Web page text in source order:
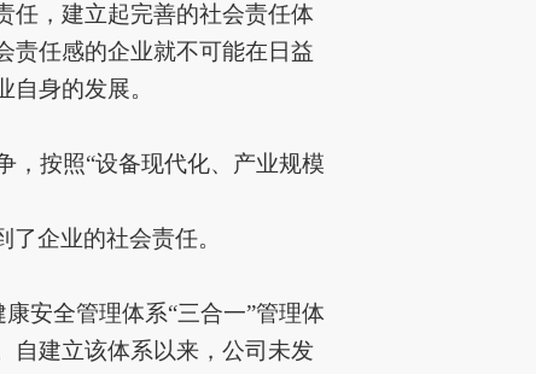
任，建立起完善的社会责任体
责任感的企业就不可能在日益
身的发展。
， 按照“设备现代化、产业规模
企业的社会责任。
安全管理体系“三合一”管理体
自建立该体系以来，公司未发